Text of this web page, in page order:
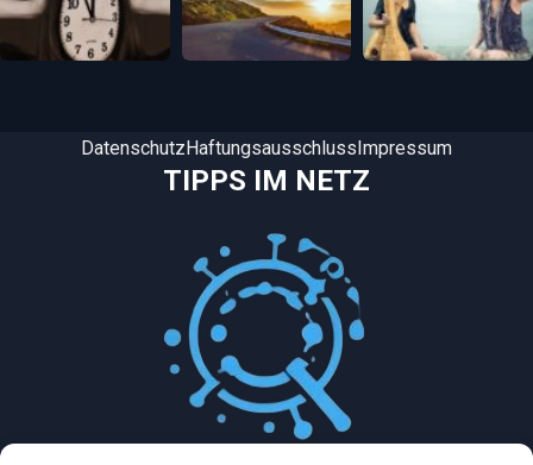
TIPPS IM NETZ
Datenschutz Haftungsausschluss Impressum